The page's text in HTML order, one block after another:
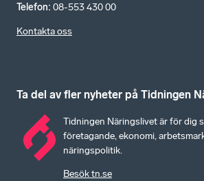
Telefon: 08-553 430 00
Kontakta oss
Ta del av fler nyheter på Tidningen
Tidningen Näringslivet är för dig
företagande, ekonomi,
näringspolitik.
Besök tn.se